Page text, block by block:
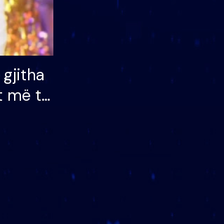
gjitha
më të